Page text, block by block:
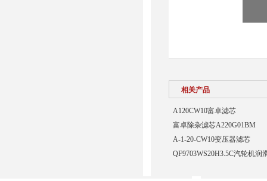
相关产品
A120CW10富卓滤芯
富卓除杂滤芯A220G01BM
A-1-20-CW10变压器滤芯
QF9703WS20H3.5C汽轮机润